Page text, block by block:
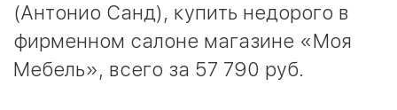
(Антонио Санд), купить недорого в
фирменном салоне магазине «Моя
Мебель», всего за 57 790 руб.